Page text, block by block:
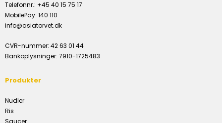
Telefonnr.: +45 40 15 75 17
MobilePay: 140 110
info@asiatorvet.dk
CVR-nummer: 42 63 01 44
Bankoplysninger: 7910-1725483
Produkter
Nudler
Ris
Saucer